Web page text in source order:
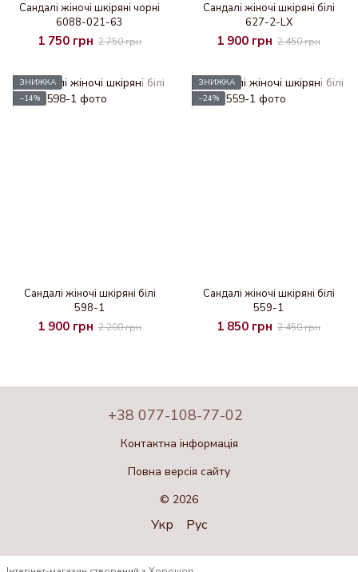
Сандалі жіночі шкіряні чорні
6088-021-63
1 750 грн 2 750 грн
Сандалі жіночі шкіряні білі
627-2-LX
1 900 грн 2 450 грн
ЗНИЖКА
−14%
Сандалі жіночі шкіряні білі
598-1
1 900 грн 2 200 грн
ЗНИЖКА
−24%
Сандалі жіночі шкіряні білі
559-1
1 850 грн 2 450 грн
+38 077-108-77-02
Контактна інформація
Повна версія сайту
© 2026
Укр Рус